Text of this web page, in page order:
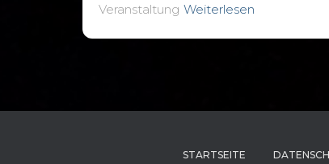
Veranstaltung Weiterlesen
STARTSEITE